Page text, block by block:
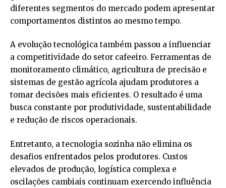
diferentes segmentos do mercado podem apresentar
comportamentos distintos ao mesmo tempo.
A evolução tecnológica também passou a influenciar
a competitividade do setor cafeeiro. Ferramentas de
monitoramento climático, agricultura de precisão e
sistemas de gestão agrícola ajudam produtores a
tomar decisões mais eficientes. O resultado é uma
busca constante por produtividade, sustentabilidade
e redução de riscos operacionais.
Entretanto, a tecnologia sozinha não elimina os
desafios enfrentados pelos produtores. Custos
elevados de produção, logística complexa e
oscilações cambiais continuam exercendo influência